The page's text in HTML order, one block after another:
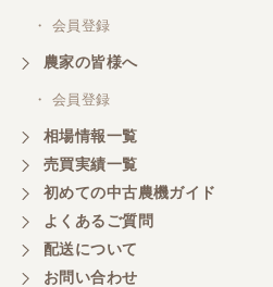
・ 会員登録
農家の皆様へ
・ 会員登録
相場情報一覧
売買実績一覧
初めての中古農機ガイド
よくあるご質問
配送について
お問い合わせ